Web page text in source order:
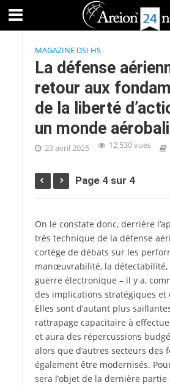
MAGAZINE DSI HS
La défense
retour aux
de la liberté
un monde
23 avril 2025 12 530 vues
Page 4 sur 4
On le constate donc, derrière
très technique de la défense
cortège de débats sur les
manœuvrabilité, la détectabilité,
guerre électronique – il y a,
des implications stratégiques et
Elles sont d’autant plus
rattrapage capacitaire à
et aura des répercussions
alors que d’autres secteurs des
également être modernisés.
sera l’objet de la dernière partie